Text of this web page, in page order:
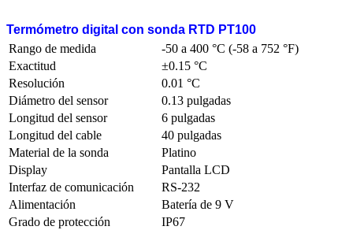
Termómetro digital con sonda RTD PT100
Rango de medida
-50 a 400 °C (-58 a 752 °F)
Exactitud
±0.15 °C
Resolución
0.01 °C
Diámetro del sensor
0.13 pulgadas
Longitud del sensor
6 pulgadas
Longitud del cable
40 pulgadas
Material de la sonda
Platino
Display
Pantalla LCD
Interfaz de comunicación
RS-232
Alimentación
Batería de 9 V
Grado de protección
IP67